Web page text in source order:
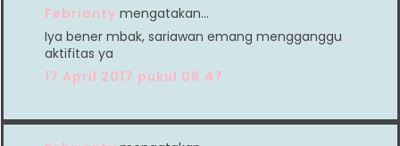
Febrianty mengatakan…
Iya bener mbak, sariawan emang mengganggu
aktifitas ya
17 April 2017 pukul 08.47